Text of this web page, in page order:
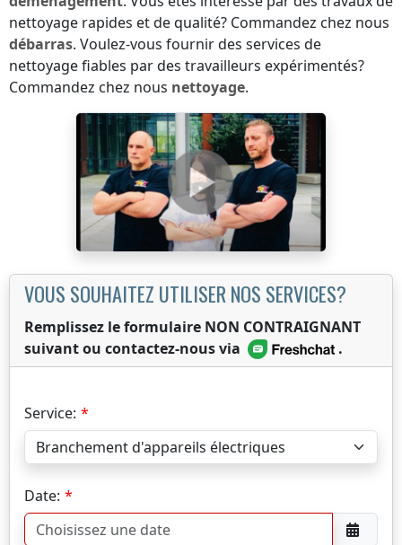
nettoyage rapides et de qualité? Commandez chez nous
débarras. Voulez-vous fournir des services de
nettoyage fiables par des travailleurs expérimentés?
Commandez chez nous nettoyage.
VOUS SOUHAITEZ UTILISER NOS SERVICES?
Remplissez le formulaire NON CONTRAIGNANT
suivant ou contactez-nous via
.
Service:
Date: